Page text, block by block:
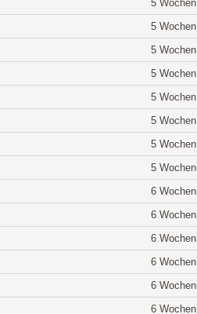
5 Wochen
5 Wochen
5 Wochen
5 Wochen
5 Wochen
5 Wochen
5 Wochen
5 Wochen
6 Wochen
6 Wochen
6 Wochen
6 Wochen
6 Wochen
6 Wochen